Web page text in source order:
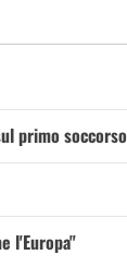
primo soccorso
l'Europa"